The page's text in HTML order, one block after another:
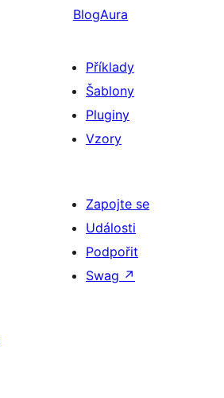
BlogAura
Příklady
Šablony
Pluginy
Vzory
Zapojte se
Události
Podpořit
Swag ↗